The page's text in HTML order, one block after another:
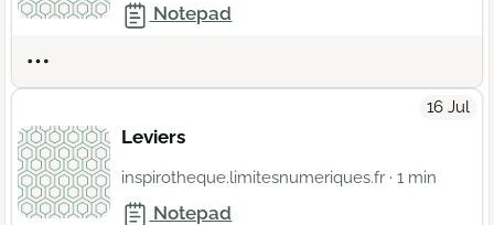
Notepad
16 Jul
Leviers
inspirotheque.limitesnumeriques.fr · 1 min
Notepad